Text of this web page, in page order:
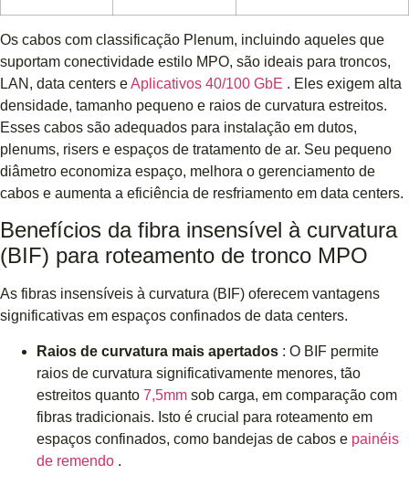
Os cabos com classificação Plenum, incluindo aqueles que
suportam conectividade estilo MPO, são ideais para troncos,
LAN, data centers eAplicativos 40/100 GbE . Eles exigem alta
densidade, tamanho pequeno e raios de curvatura estreitos.
Esses cabos são adequados para instalação em dutos,
plenums, risers e espaços de tratamento de ar. Seu pequeno
diâmetro economiza espaço, melhora o gerenciamento de
cabos e aumenta a eficiência de resfriamento em data centers.
Benefícios da fibra insensível à curvatura
(BIF) para roteamento de tronco MPO
As fibras insensíveis à curvatura (BIF) oferecem vantagens
significativas em espaços confinados de data centers.
Raios de curvatura mais apertados : O BIF permite
raios de curvatura significativamente menores, tão
estreitos quanto 7,5mm sob carga, em comparação com
fibras tradicionais. Isto é crucial para roteamento em
espaços confinados, como bandejas de cabos e painéis
de remendo .